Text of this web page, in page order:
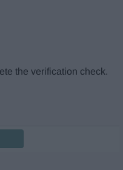
the verification check.